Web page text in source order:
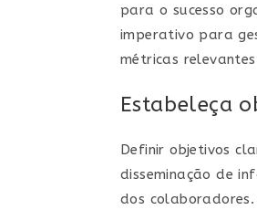
para o sucesso
imperativo para
métricas
Estabeleça
Definir objetivos
disseminação de
dos